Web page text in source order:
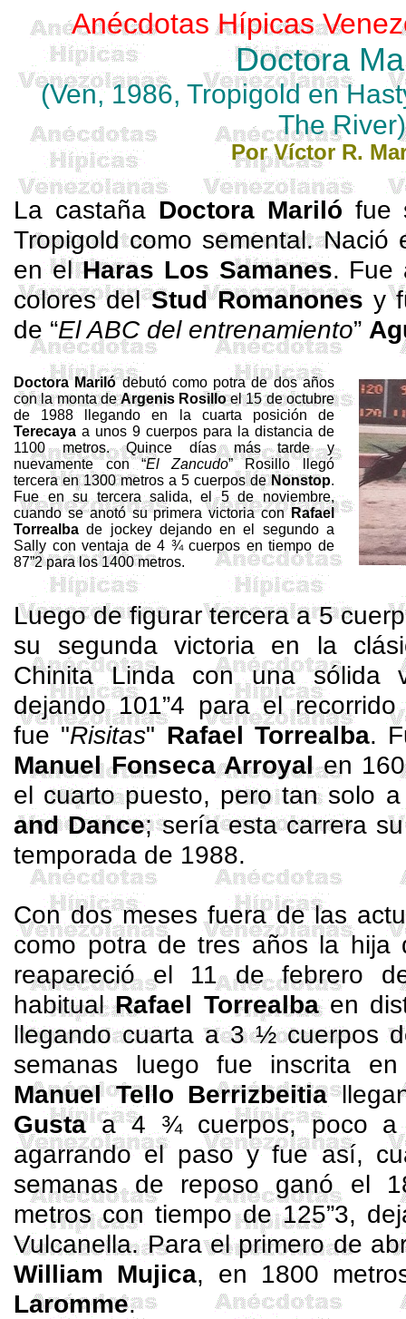
Anécdotas Hípicas
Doctora
(Ven, 1986, Tropigold en
The River)
Por Víctor R.
La castaña Doctora Mariló fue
Tropigoldcomo semental. Nació
en elHaras Los Samanes. Fue
colores delStud Romanones y
de “El ABC del entrenamiento”
Doctora Marilódebutó como potra de dos años
con la monta deArgenis Rosilloel 15 de octubre
de 1988 llegando en la cuarta posición de
Terecaya a unos 9 cuerpos para la distancia de
1100 metros. Quince días más tarde y
nuevamente con “El Zancudo” Rosillo llegó
tercera en 1300 metros a 5 cuerpos deNonstop.
Fue en su tercera salida, el 5 de noviembre,
cuando se anotó su primera victoria conRafael
Torrealba de jockey dejando en el segundo a
Sally con ventaja de 4 ¾ cuerpos en tiempo de
87”2 para los 1400 metros.
Luego de figurar tercera a 5
su segunda victoria en la
Chinita Linda con una sólida
dejando 101”4 para el
fue "Risitas"Rafael Torrealba.
Manuel FonsecaArroyalen
el cuarto puesto, pero tan solo
and Dance; sería esta carrera
temporada de 1988.
Con dos meses fuera de las
como potra de tres años la hija
reapareció el 11 de febrero
habitualRafael Torrealbaen
llegando cuarta a 3 ½ cuerpos
semanas luego fue inscrita
Manuel Tello Berrizbeitia
Gustaa 4 ¾ cuerpos, poco a
agarrando el paso y fue así,
semanas de reposo ganó el
metros con tiempo de 125”3,
Vulcanella. Para el primero de
William Mujica, en 1800
Laromme.